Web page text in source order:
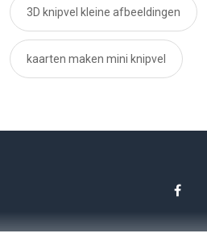
3D knipvel kleine afbeeldingen
kaarten maken mini knipvel